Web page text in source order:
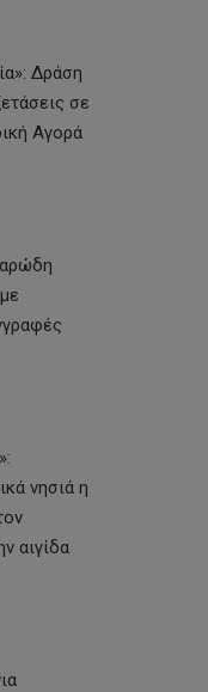
Δράση
σε
Αγορά
νησιά η
αιγίδα